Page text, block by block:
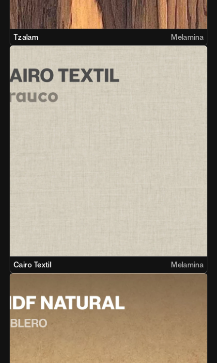
Tzalam Melamina
Cairo Textil Melamina